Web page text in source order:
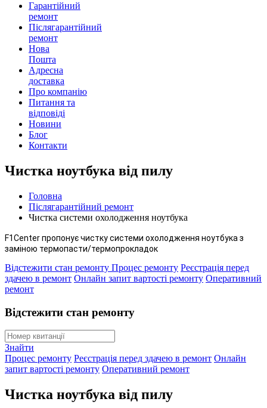
Гарантійний
ремонт
Післягарантійний
ремонт
Нова
Пошта
Адресна
доставка
Про компанію
Питання та
відповіді
Новини
Блог
Контакти
Чистка ноутбука від пилу
Головна
Післягарантійний ремонт
Чистка системи охолодження ноутбука
F1Center пропонує чистку системи охолодження ноутбука з
заміною термопасти/термопрокладок
Відстежити стан ремонту Процес ремонту Реєстрація перед
здачею в ремонт Онлайн запит вартості ремонту Оперативний
ремонт
Відстежити стан ремонту
Знайти
Процес ремонту Реєстрація перед здачею в ремонт Онлайн
запит вартості ремонту Оперативний ремонт
Чистка ноутбука від пилу